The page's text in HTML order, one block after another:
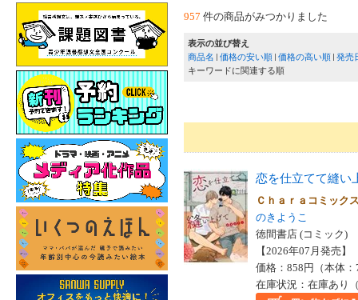
957 件の商品がみつかりました
表示の並び替え
商品名
価格の安い順 価格の高い順 発売
キーワードに関連する順
恋を仕立てて縫い
Ｃｈａｒａコミッ
のきようこ
徳間書店 (コミック)
【2026年07月発売
価格：858円（本体
在庫状況：在庫あり